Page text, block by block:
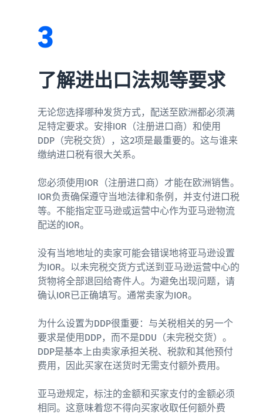
3
了解进出口法规等要求
无论您选择哪种发货方式，配送至欧洲都必须满
足特定要求。安排IOR（注册进口商）和使用
DDP（完税交货），这2项是最重要的。这与谁来
缴纳进口税有很大关系。
您必须使用IOR（注册进口商）才能在欧洲销售。
IOR负责确保遵守当地法律和条例，并支付进口税
等。不能指定亚马逊或运营中心作为亚马逊物流
配送的IOR。
没有当地地址的卖家可能会错误地将亚马逊设置
为IOR。以未完税交货方式送到亚马逊运营中心的
货物将全部退回给寄件人。为避免出现问题，请
确认IOR已正确填写。通常卖家为IOR。
为什么设置为DDP很重要：与关税相关的另一个
要求是使用DDP，而不是DDU（未完税交货）。
DDP是基本上由卖家承担关税、税款和其他预付
费用，因此买家在送货时无需支付额外费用。
亚马逊规定，标注的金额和买家支付的金额必须
相同。这意味着您不得向买家收取任何额外费